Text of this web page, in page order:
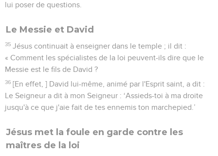
lui poser de questions.
Le Messie et David
35 Jésus continuait à enseigner dans le temple ; il dit :
« Comment les spécialistes de la loi peuvent-ils dire que le
Messie est le fils de David ?
36 [En effet, ] David lui-même, animé par l'Esprit saint, a dit :
Le Seigneur a dit à mon Seigneur : ‘Assieds-toi à ma droite
jusqu'à ce que j'aie fait de tes ennemis ton marchepied.’
Jésus met la foule en garde contre les
maîtres de la loi